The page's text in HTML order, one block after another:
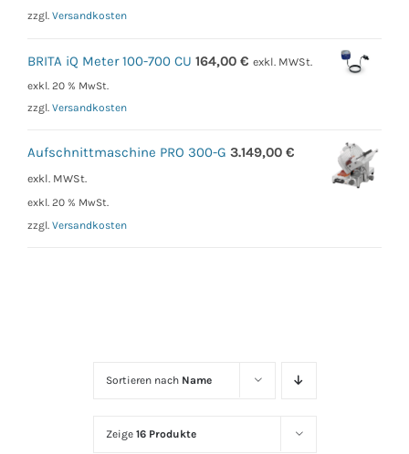
Sortieren nach Name
Zeige 16 Produkte
zzgl. Versandkosten
BRITA iQ Meter 100-700 CU 164,00 € exkl. MWSt.
exkl. 20 % MwSt.
zzgl. Versandkosten
Aufschnittmaschine PRO 300-G 3.149,00 €
exkl. MWSt.
exkl. 20 % MwSt.
zzgl. Versandkosten